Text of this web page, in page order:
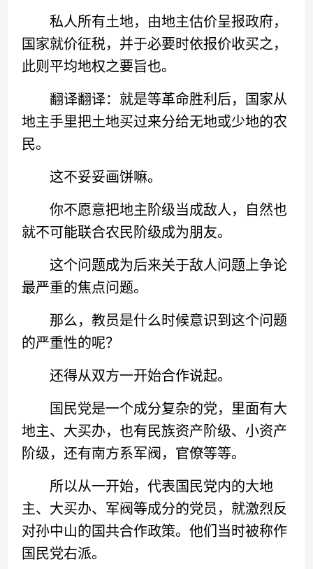
私人所有土地，由地主估价呈报政府，
国家就价征税，并于必要时依报价收买之，
此则平均地权之要旨也。
翻译翻译：就是等革命胜利后，国家从
地主手里把土地买过来分给无地或少地的农
民。
这不妥妥画饼嘛。
你不愿意把地主阶级当成敌人，自然也
就不可能联合农民阶级成为朋友。
这个问题成为后来关于敌人问题上争论
最严重的焦点问题。
那么，教员是什么时候意识到这个问题
的严重性的呢？
还得从双方一开始合作说起。
国民党是一个成分复杂的党，里面有大
地主、大买办，也有民族资产阶级、小资产
阶级，还有南方系军阀，官僚等等。
所以从一开始，代表国民党内的大地
主、大买办、军阀等成分的党员，就激烈反
对孙中山的国共合作政策。他们当时被称作
国民党右派。